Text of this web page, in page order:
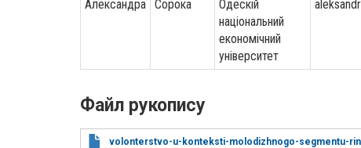
Александра Сорока
Одескій
національний
економічний
університет
Файл рукопису
volonterstvo-u-konteksti-molodizhnogo-segmentu-